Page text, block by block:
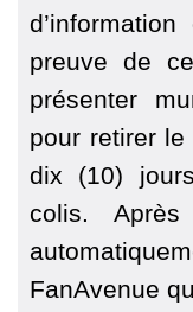
preuve de
présenter
pour retirer
dix (10)
colis.
FanAvenue